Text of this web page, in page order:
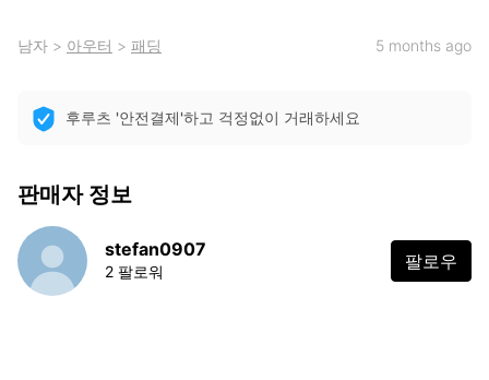
남자 > 아우터 > 패딩 5 months ago
후루츠 '안전결제'하고 걱정없이 거래하세요
판매자 정보
stefan0907
2 팔로워 팔로우